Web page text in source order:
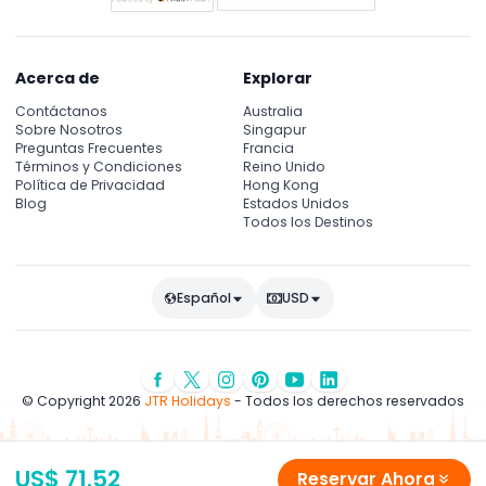
US$ 71.52 Reservar Ahora
Acerca de
Contáctanos
Sobre Nosotros
Preguntas Frecuentes
Términos y Condiciones
Política de Privacidad
Blog
Explorar
Australia
Singapur
Francia
Reino Unido
Hong Kong
Estados Unidos
Todos los Destinos
Español USD
© Copyright 2026 JTR Holidays - Todos los derechos reservados